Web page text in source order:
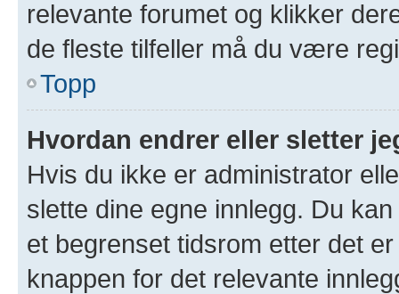
relevante forumet og klikker
de fleste tilfeller må du være
Topp
Hvordan endrer eller sletter
Hvis du ikke er administrator
slette dine egne innlegg. Du
et begrenset tidsrom etter det
knappen for det relevante